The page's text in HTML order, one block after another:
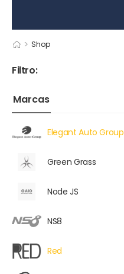
> Shop
Filtro:
Marcas
Elegant Auto Group
Green Grass
Node JS
NS8
Red